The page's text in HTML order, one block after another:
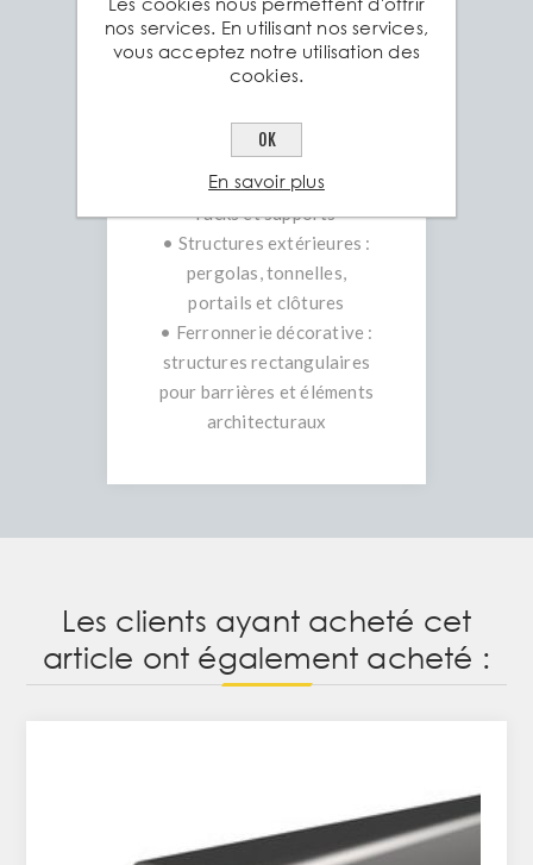
stabilité et résistance :
• Construction et
rénovation : cadres de
supports lourds
• Mobilier industriel et
urbain : étagères, tables,
racks et supports
• Structures extérieures :
pergolas, tonnelles,
portails et clôtures
• Ferronnerie décorative :
structures rectangulaires
pour barrières et éléments
architecturaux
Les clients ayant acheté cet
article ont également acheté :
nos services. En utilisant nos services,
vous acceptez notre utilisation des
cookies.
OK
En savoir plus